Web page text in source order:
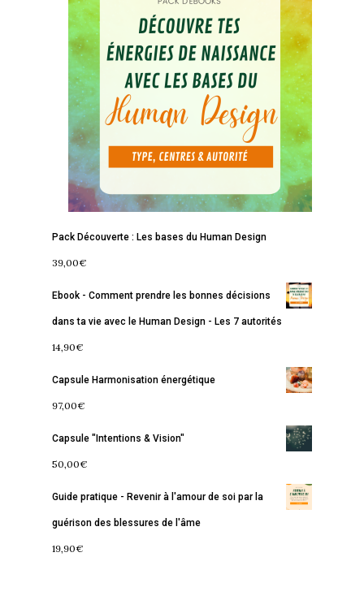
Pack Découverte : Les bases du Human Design
39,00€
Ebook - Comment prendre les bonnes décisions
dans ta vie avec le Human Design - Les 7 autorités
14,90€
Capsule Harmonisation énergétique
97,00€
Capsule "Intentions & Vision"
50,00€
Guide pratique - Revenir à l'amour de soi par la
guérison des blessures de l'âme
19,90€
Accueil
Commence ici
Blog
S’équilibrer
Se réaliser
Services
Accompagnements
La Boussole
Libération
Renaissance
Amour & Guérison
Membership
Boutique